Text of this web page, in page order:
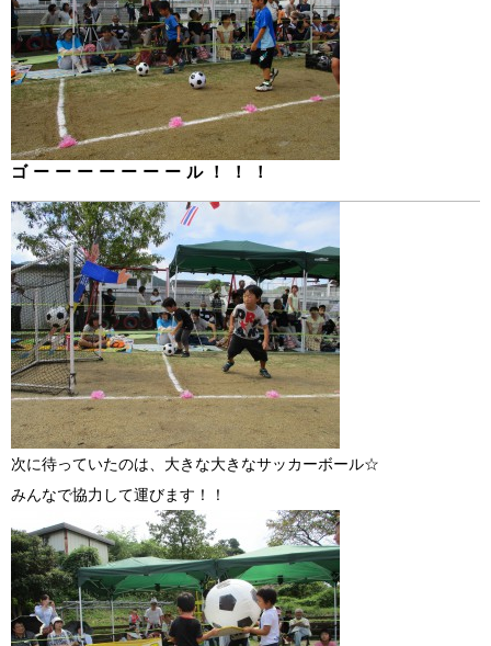
ゴーーーーーーール！！！
次に待っていたのは、大きな大きなサッカーボール☆
みんなで協力して運びます！！